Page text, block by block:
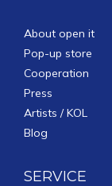
About open it
Pop-up store
Cooperation
Press
Artists / KOL
Blog
SERVICE